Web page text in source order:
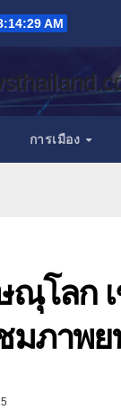
AM
การเมือง
โลก เ
มภาพ